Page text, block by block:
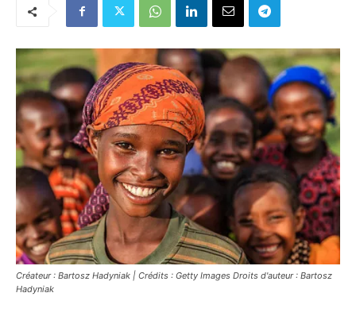
Créateur : Bartosz Hadyniak | Crédits : Getty Images Droits d'auteur : Bartosz
Hadyniak